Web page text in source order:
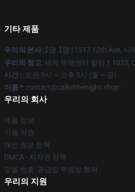
기타 제품
우리의 본사::1명 1명11517 12th Ave, 시
우리의 창고: 세계 무역센터 빌딩 1 1025,
시간 :: 오전 9시 ~ 오후 5시 (월 ~ 금)
이름 *: contact@callofthenight.shop ·
우리의 회사
제품 정보
이용 약관
개인 정보 정책
DMCA - 저작권 정책
모델 번호: 공급망 투명성 행위
우리의 지원